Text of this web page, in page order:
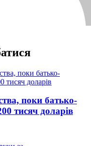
поки батько-
тисяч доларів